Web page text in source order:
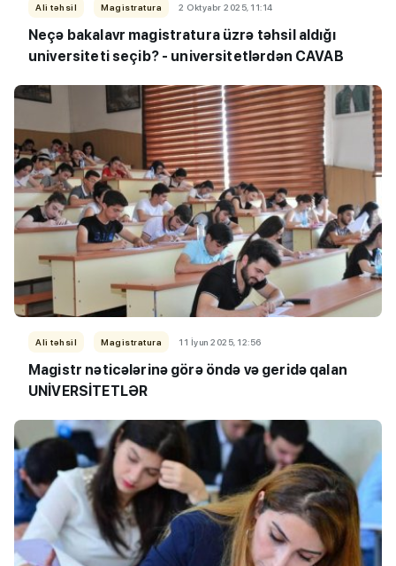
Ali təhsil Magistratura 2 Oktyabr 2025, 11:14
Neçə bakalavr magistratura üzrə təhsil aldığı
universiteti seçib? - universitetlərdən CAVAB
Ali təhsil Magistratura 11 İyun 2025, 12:56
Magistr nəticələrinə görə öndə və geridə qalan
UNİVERSİTETLƏR